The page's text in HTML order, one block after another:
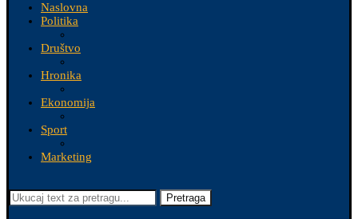
Naslovna
Politika
Društvo
Hronika
Ekonomija
Sport
Marketing
Pretraga